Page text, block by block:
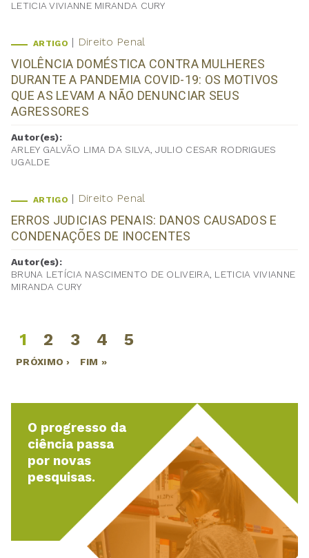
LETICIA VIVIANNE MIRANDA CURY
ARTIGO Direito Penal
VIOLÊNCIA DOMÉSTICA CONTRA MULHERES
DURANTE A PANDEMIA COVID-19: OS MOTIVOS
QUE AS LEVAM A NÃO DENUNCIAR SEUS
AGRESSORES
Autor(es):
ARLEY GALVÃO LIMA DA SILVA, JULIO CESAR RODRIGUES
UGALDE
ARTIGO Direito Penal
ERROS JUDICIAS PENAIS: DANOS CAUSADOS E
CONDENAÇÕES DE INOCENTES
Autor(es):
BRUNA LETÍCIA NASCIMENTO DE OLIVEIRA, LETICIA VIVIANNE
MIRANDA CURY
Páginas
1 2 3 4 5
PRÓXIMO › FIM »
O progresso da
ciência passa
por novas
pesquisas.